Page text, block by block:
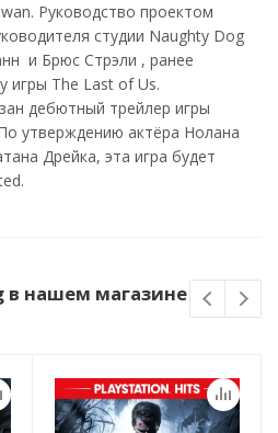
Руководство проектом
студии Naughty Dog
и Брюс Стрэли , ранее
игры The Last of Us.
дебютный трейлер игры
утверждению актёра Нолана
Дрейка, эта игра будет
в нашем магазине